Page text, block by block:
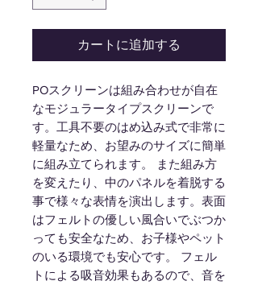
カートに追加する
POスクリーンは組み合わせが自在
なモジュラータイプスクリーンで
す。工具不要のはめ込み式で非常に
軽量なため、お望みのサイズに簡単
に組み立てられます。 また組み方
を変えたり、中のパネルを着脱する
事で様々な表情を演出します。表面
はフェルトの優しい風合いでぶつか
っても安全なため、お子様やペット
のいる環境でも安心です。 フェル
トによる吸音効果もあるので、音を